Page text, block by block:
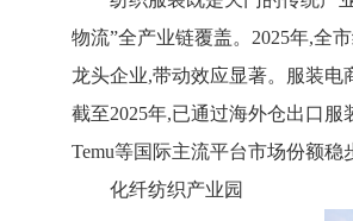
物流”全产业链覆盖。2025年,全
龙头企业,带动效应显著。服装电
截至2025年,已通过海外仓出口
Temu等国际主流平台市场份额稳
化纤纺织产业园